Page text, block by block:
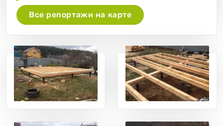
Все репортажи на карте